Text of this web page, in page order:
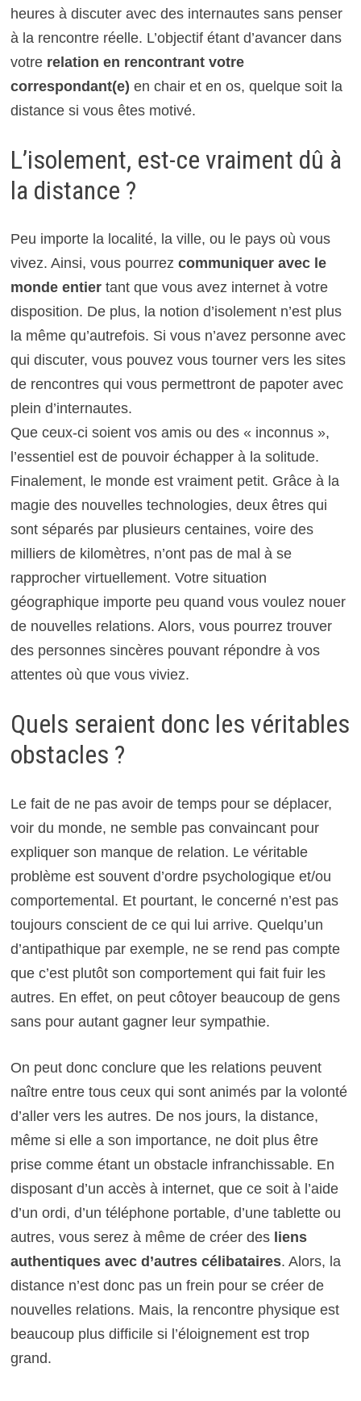
heures à discuter avec des internautes sans penser
à la rencontre réelle. L’objectif étant d’avancer dans
votre relation en rencontrant votre
correspondant(e) en chair et en os, quelque soit la
distance si vous êtes motivé.
L’isolement, est-ce vraiment dû à
la distance ?
Peu importe la localité, la ville, ou le pays où vous
vivez. Ainsi, vous pourrez communiquer avec le
monde entiertant que vous avez internet à votre
disposition. De plus, la notion d’isolement n’est plus
la même qu’autrefois. Si vous n’avez personne avec
qui discuter, vous pouvez vous tourner vers les sites
de rencontres qui vous permettront de papoter avec
plein d’internautes.
Que ceux-ci soient vos amis ou des « inconnus »,
l’essentiel est de pouvoir échapper à la solitude.
Finalement, le monde est vraiment petit. Grâce à la
magie des nouvelles technologies, deux êtres qui
sont séparés par plusieurs centaines, voire des
milliers de kilomètres, n’ont pas de mal à se
rapprocher virtuellement. Votre situation
géographique importe peu quand vous voulez nouer
de nouvelles relations. Alors, vous pourrez trouver
des personnes sincères pouvant répondre à vos
attentes où que vous viviez.
Quels seraient donc les véritables
obstacles ?
Le fait de ne pas avoir de temps pour se déplacer,
voir du monde, ne semble pas convaincant pour
expliquer son manque de relation. Le véritable
problème est souvent d’ordre psychologique et/ou
comportemental. Et pourtant, le concerné n’est pas
toujours conscient de ce qui lui arrive. Quelqu’un
d’antipathique par exemple, ne se rend pas compte
que c’est plutôt son comportement qui fait fuir les
autres. En effet, on peut côtoyer beaucoup de gens
sans pour autant gagner leur sympathie.
On peut donc conclure que les relations peuvent
naître entre tous ceux qui sont animés par la volonté
d’aller vers les autres. De nos jours, la distance,
même si elle a son importance, ne doit plus être
prise comme étant un obstacle infranchissable. En
disposant d’un accès à internet, que ce soit à l’aide
d’un ordi, d’un téléphone portable, d’une tablette ou
autres, vous serez à même de créer des liens
authentiques avec d’autres célibataires. Alors, la
distance n’est donc pas un frein pour se créer de
nouvelles relations. Mais, la rencontre physique est
beaucoup plus difficile si l’éloignement est trop
grand.